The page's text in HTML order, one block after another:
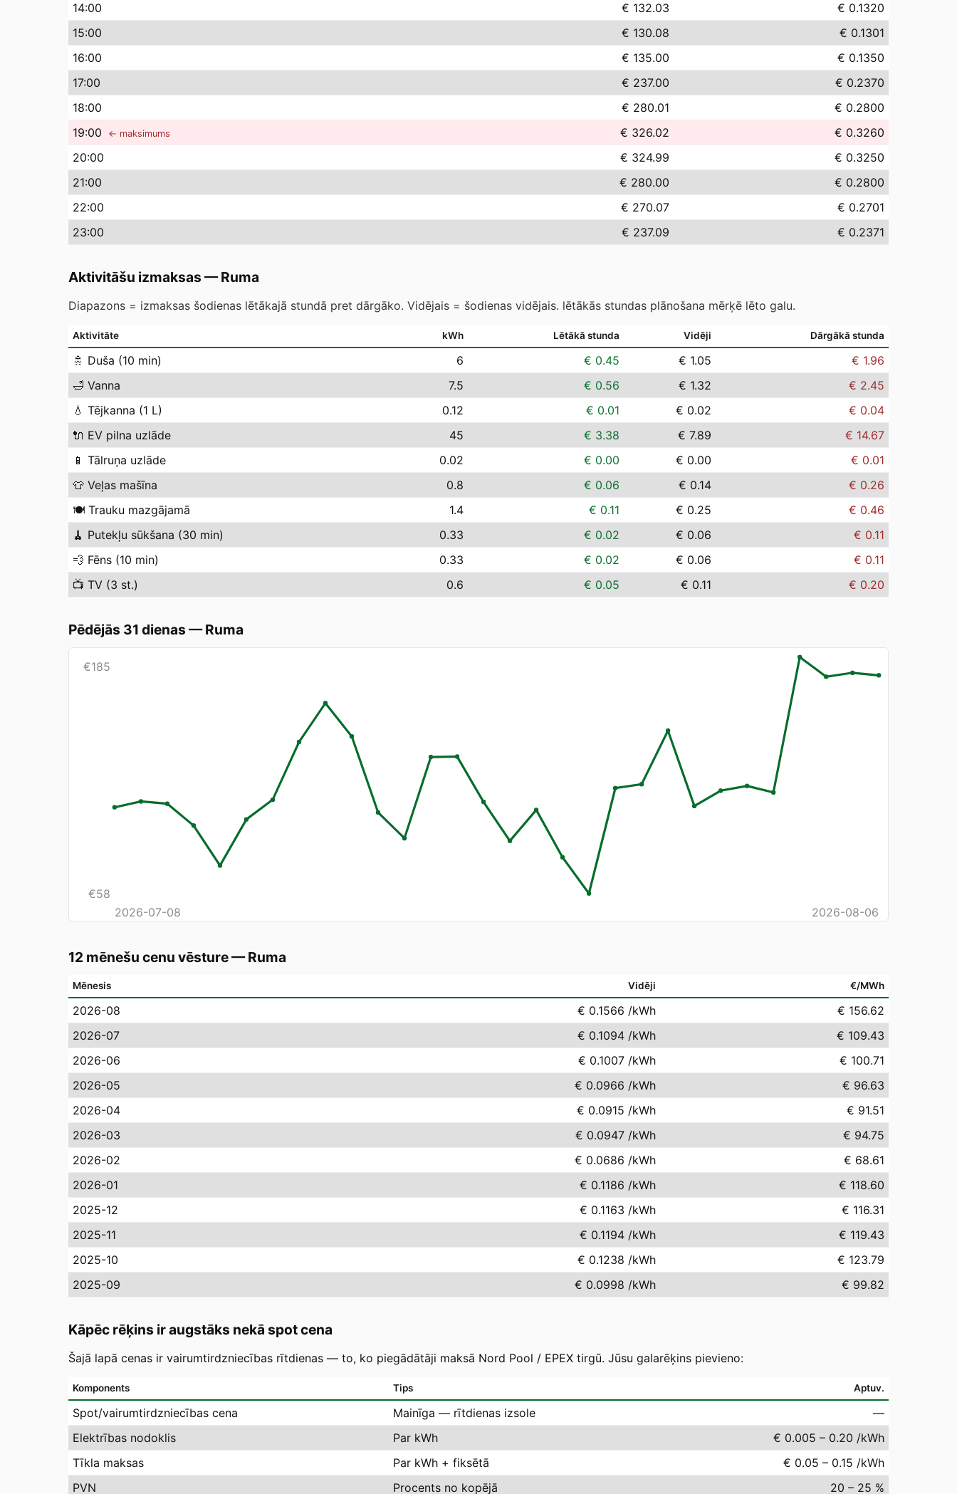
14:00 € 132.03
€ 0.1320
15:00 € 130.08
€ 0.1301
16:00 € 135.00
€ 0.1350
17:00 € 237.00
€ 0.2370
18:00 € 280.01
€ 0.2800
19:00 ← maksimums € 326.02
€ 0.3260
20:00 € 324.99
€ 0.3250
21:00 € 280.00
€ 0.2800
22:00 € 270.07
€ 0.2701
23:00 € 237.09 € 0.2371
Aktivitāšu izmaksas —Ruma
Diapazons = izmaksas šodienas lētākajā stundā pret dārgāko. Vidējais = šodienas vidējais. lētākās stundas plānošana mērķē lēto galu.
Aktivitāte kWh Lētākā stunda Vidēji Dārgākā stunda
🚿 Duša (10 min) 6 € 0.45 € 1.05
€ 1.96
🛁 Vanna 7.5 € 0.56 € 1.32
€ 2.45
💧 Tējkanna (1 L) 0.12 € 0.01 € 0.02
€ 0.04
🔌 EV pilna uzlāde 45 € 3.38 € 7.89
€ 14.67
📱 Tālruņa uzlāde 0.02 € 0.00 € 0.00
€ 0.01
👕 Veļas mašīna 0.8 € 0.06 € 0.14
€ 0.26
🍽️ Trauku mazgājamā 1.4 € 0.11 € 0.25
€ 0.46
🧹 Putekļu sūkšana (30 min) 0.33 € 0.02 € 0.06
€ 0.11
💨 Fēns (10 min) 0.33 € 0.02 € 0.06
€ 0.11
📺 TV (3 st.) 0.6 € 0.05 € 0.11 € 0.20
Pēdējās 31 dienas —Ruma
€185
€58
2026-07-08
2026-08-06
12 mēnešu cenu vēsture—Ruma
Mēnesis Vidēji €/MWh
2026-08 € 0.1566 /kWh
€ 156.62
2026-07
€ 0.1094 /kWh
€ 109.43
2026-06
€ 0.1007 /kWh
€ 100.71
2026-05
€ 0.0966 /kWh
€ 96.63
2026-04
€ 0.0915 /kWh
€ 91.51
2026-03
€ 0.0947 /kWh
€ 94.75
2026-02
€ 0.0686 /kWh
€ 68.61
2026-01
€ 0.1186 /kWh
€ 118.60
2025-12
€ 0.1163 /kWh
€ 116.31
2025-11
€ 0.1194 /kWh
€ 119.43
2025-10
€ 0.1238 /kWh
€ 123.79
2025-09
€ 0.0998 /kWh € 99.82
Kāpēc rēķins ir augstāks nekā spot cena
Šajā lapā cenas ir vairumtirdzniecības rītdienas — to, ko piegādātāji maksā Nord Pool / EPEX tirgū. Jūsu galarēķins pievieno:
Komponents Tips Aptuv.
Spot/vairumtirdzniecības cena Mainīga — rītdienas izsole
—
Elektrības nodoklis
Par kWh
€ 0.005 – 0.20 /kWh
Tīkla maksas
Par kWh + fiksētā
€ 0.05 – 0.15 /kWh
PVN
Procents no kopējā 20 – 25 %